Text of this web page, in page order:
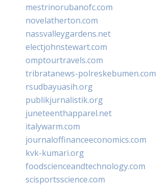
mestrinorubanofc.com
novelatherton.com
nassvalleygardens.net
electjohnstewart.com
omptourtravels.com
tribratanews-polreskebumen.com
rsudbayuasih.org
publikjurnalistik.org
juneteenthapparel.net
italywarm.com
journaloffinanceeconomics.com
kvk-kumari.org
foodscienceandtechnology.com
scisportsscience.com